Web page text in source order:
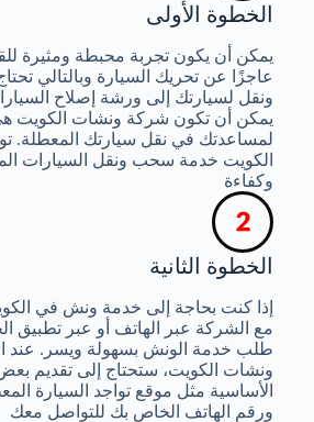
الخطوة الأولى
يمكن أن يكون تجربة محبطة ومثيرة
عاجزًا عن تحريك السيارة وبالتالي
ونقل لسيارتك إلى ورشة إصلاح
يمكن أن تكون شركة ونشات الكويت
لمساعدتك في نقل سيارتك المعطلة.
الكويت خدمة سحب ونقل السيارات
وكفاءة
الخطوة الثانية
إذا كنت بحاجة إلى خدمة ونش في
مع الشركة عبر الهاتف أو عبر تطبيق
طلب خدمة الونش بسهولة ويسر. عند
ونشات الكويت، ستحتاج إلى تقديم
الأساسية مثل موقع تواجد السيارة
ورقم الهاتف الخاص بك للتواصل معك